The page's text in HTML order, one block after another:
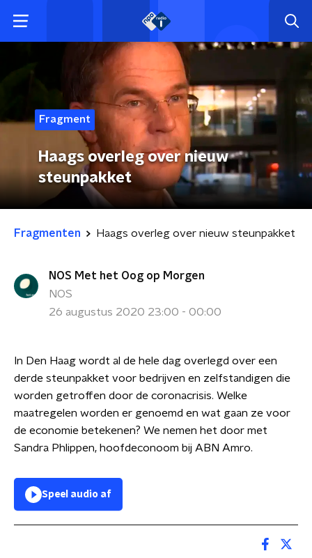
Fragment
Haags overleg over nieuw
steunpakket
Fragmenten Haags overleg over nieuw steunpakket
NOS Met het Oog op Morgen
NOS
26 augustus 2020 23:00 - 00:00
In Den Haag wordt al de hele dag overlegd over een
derde steunpakket voor bedrijven en zelfstandigen die
worden getroffen door de coronacrisis. Welke
maatregelen worden er genoemd en wat gaan ze voor
de economie betekenen? We nemen het door met
Sandra Phlippen, hoofdeconoom bij ABN Amro.
Speel audio af